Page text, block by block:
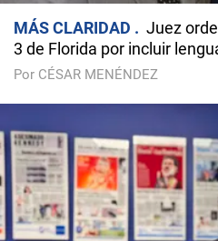
MÁS CLARIDAD
Juez
3 de Florida por incluir
Por CÉSAR MENÉNDEZ